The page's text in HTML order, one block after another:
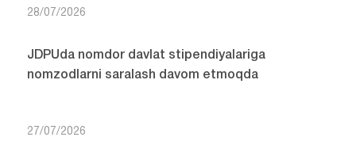
28/07/2026
JDPUda nomdor davlat stipendiyalariga
nomzodlarni saralash davom etmoqda
27/07/2026